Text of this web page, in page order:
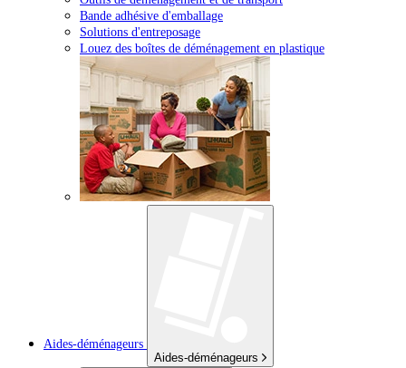
Bande adhésive d'emballage
Solutions d'entreposage
Louez des boîtes de déménagement en plastique
Aides-déménageurs
Aides-déménageurs